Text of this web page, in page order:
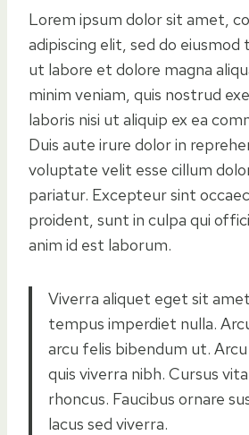
Lorem ipsum dolor sit amet,
adipiscing elit, sed do
ut labore et dolore magna
minim veniam, quis nostrud
laboris nisi ut aliquip ex ea
Duis aute irure dolor in
voluptate velit esse cillum
pariatur. Excepteur sint
proident, sunt in culpa qui
anim id est laborum.
Viverra aliquet eget sit
tempus imperdiet nulla.
arcu felis bibendum ut.
quis viverra nibh. Cursus
rhoncus. Faucibus ornare
lacus sed viverra.